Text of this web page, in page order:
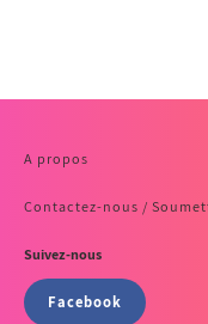
A propos
Contactez-nous /
Suivez-nous
Facebook